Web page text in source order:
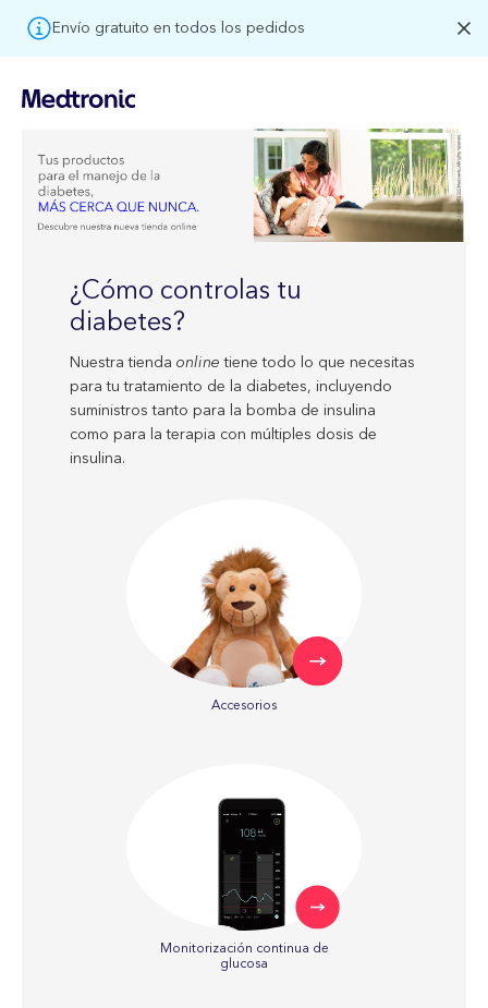
Envío gratuito en todos los pedidos
¿Cómo controlas tu
diabetes?
Nuestra tienda onlinetiene todo lo que necesitas
para tu tratamiento de la diabetes, incluyendo
suministros tanto para la bomba de insulina
como para la terapia con múltiples dosis de
insulina.
Accesorios
Monitorización continua de
glucosa